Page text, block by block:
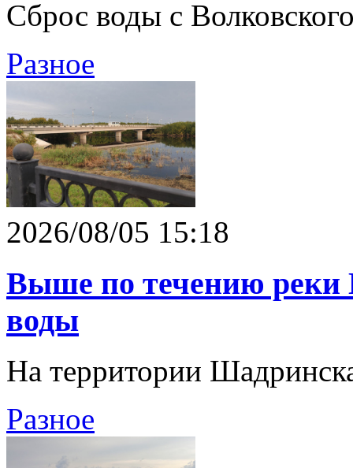
Сброс воды с
Разное
2026/08/05 15:18
Выше по течению реки
воды
На территории
Разное